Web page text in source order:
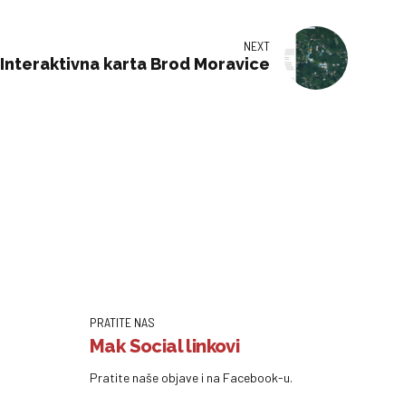
NEXT
Interaktivna karta Brod Moravice
PRATITE NAS
Mak Social linkovi
Pratite naše objave i na Facebook-u.